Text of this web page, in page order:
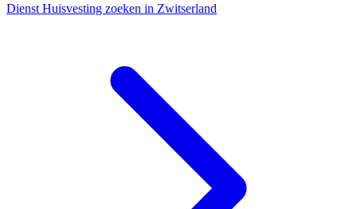
Dienst Huisvesting zoeken in Zwitserland